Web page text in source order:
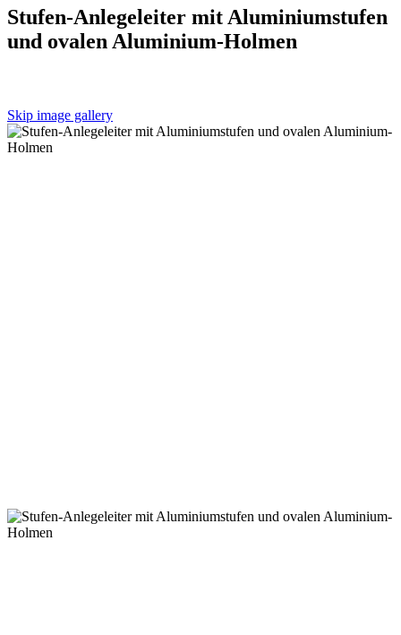
Stufen-Anlegeleiter mit Aluminiumstufen
und ovalen Aluminium-Holmen
Skip image gallery